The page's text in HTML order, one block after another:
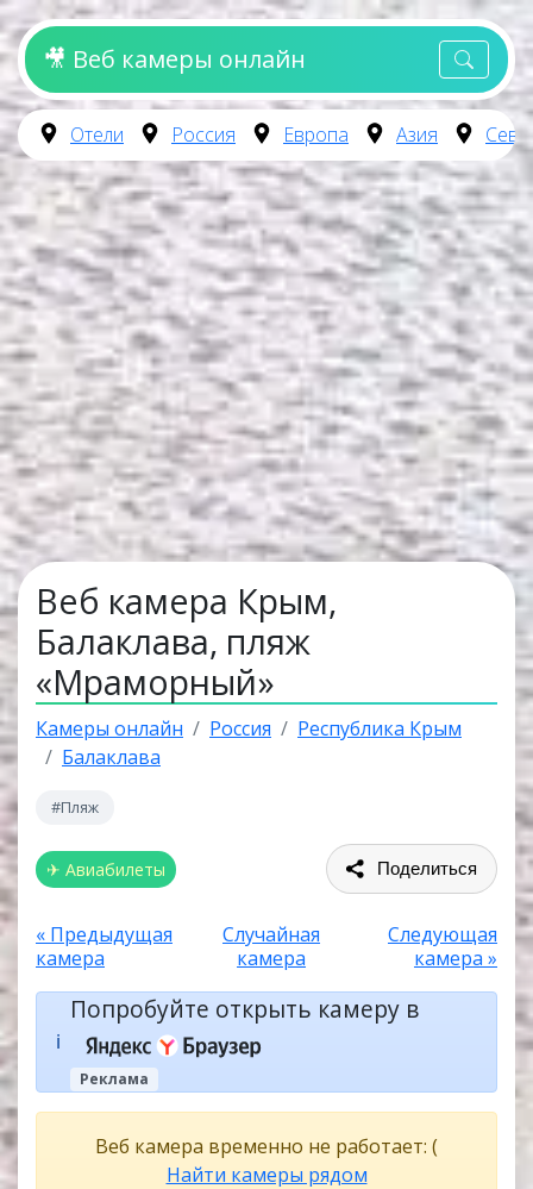
🎥 Веб камеры онлайн
Отели Россия Европа Азия
Веб камера Крым,
Балаклава, пляж
«Мраморный»
Камеры онлайн Россия
Республика Крым
Балаклава
#Пляж
✈ Авиабилеты Поделиться
« Предыдущая
камера
Случайная
камера
Следующая
камера »
ℹ️
Попробуйте открыть камеру в
Реклама
Веб камера временно не работает: (
Найти камеры рядом